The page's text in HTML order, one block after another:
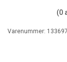
(0
Varenummer: